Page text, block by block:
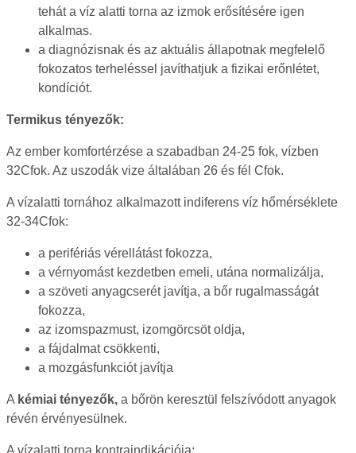
tehát a víz alatti torna az izmok erősítésére igen
alkalmas.
a diagnózisnak és az aktuális állapotnak megfelelő
fokozatos terheléssel javíthatjuk a fizikai erőnlétet,
kondíciót.
Termikus tényezők:
Az ember komfortérzése a szabadban 24-25 fok, vízben
32Cfok. Az uszodák vize általában 26 és fél Cfok.
A vízalatti tornához alkalmazott indiferens víz hőmérséklete
32-34Cfok:
a perifériás vérellátást fokozza,
a vérnyomást kezdetben emeli, utána normalizálja,
a szöveti anyagcserét javítja, a bőr rugalmasságát
fokozza,
az izomspazmust, izomgörcsöt oldja,
a fájdalmat csökkenti,
a mozgásfunkciót javítja
A kémiai tényezők, a bőrön keresztül felszívódott anyagok
révén érvényesülnek.
A vízalatti torna kontraindikációja: